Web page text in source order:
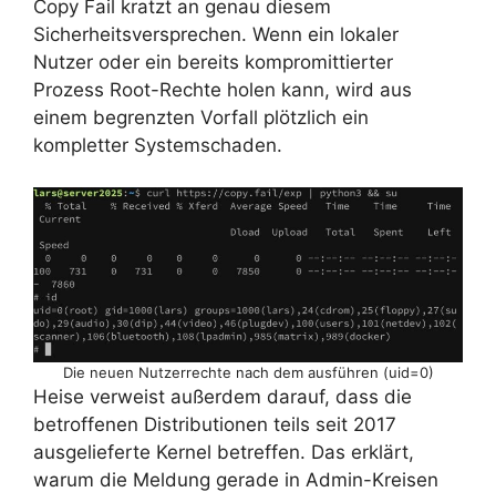
Copy Fail kratzt an genau diesem
Sicherheitsversprechen. Wenn ein lokaler
Nutzer oder ein bereits kompromittierter
Prozess Root-Rechte holen kann, wird aus
einem begrenzten Vorfall plötzlich ein
kompletter Systemschaden.
Die neuen Nutzerrechte nach dem ausführen (uid=0)
Heise verweist außerdem darauf, dass die
betroffenen Distributionen teils seit 2017
ausgelieferte Kernel betreffen. Das erklärt,
warum die Meldung gerade in Admin-Kreisen